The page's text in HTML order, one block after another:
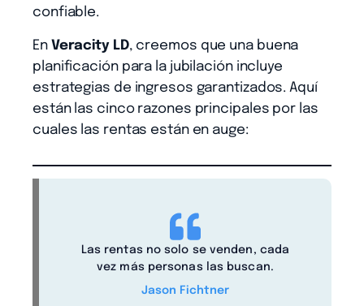
confiable.
En Veracity LD, creemos que una buena
planificación para la jubilación incluye
estrategias de ingresos garantizados. Aquí
están las cinco razones principales por las
cuales las rentas están en auge:
Las rentas no solo se venden, cada
vez más personas las buscan.
Jason Fichtner